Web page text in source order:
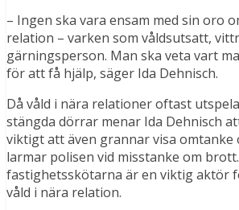
– Ingen ska vara ensam med sin oro
relation – varken som våldsutsatt,
gärningsperson. Man ska veta vart
för att få hjälp, säger Ida Dehnisch.
Då våld i nära relationer oftast
stängda dörrar menar Ida Dehnisch
viktigt att även grannar visa omtanke
larmar polisen vid misstanke om
fastighetsskötarna är en viktig aktör
våld i nära relation.